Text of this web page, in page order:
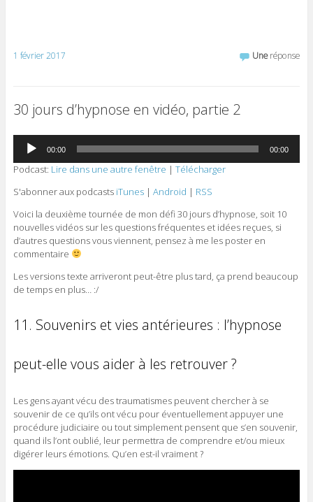
1 février 2017 Uneréponse
30 jours d’hypnose en vidéo, partie 2
Lecteur
audio
00:00 00:00
Podcast: Lire dans une autre fenêtre | Télécharger
S'abonner aux podcasts iTunes| Android | RSS
Voici la deuxième tournée de mon défi 30 jours d’hypnose, soit 10
nouvelles vidéos sur les questions fréquentes et idées reçues, si
d’autres questions vous viennent, pensez à me les poster en
commentaire
Les versions texte arriveront peut-être plus tard, ça prend beaucoup
de temps en plus… :/
11. Souvenirs et vies antérieures : l’hypnose
peut-elle vous aider à les retrouver ?
Les gens ayant vécu des traumatismes peuvent chercher à se
souvenir de ce qu’ils ont vécu pour éventuellement appuyer une
procédure judiciaire ou tout simplement pensent que s’en souvenir,
quand ils l’ont oublié, leur permettra de comprendre et/ou mieux
digérer leurs émotions. Qu’en est-il vraiment ?